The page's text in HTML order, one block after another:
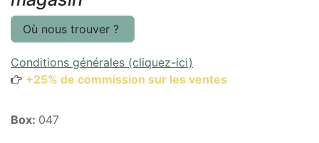
Où nous trouver ?
Conditions générales (cliquez-ici)
+25% de commission sur les ventes
Box: 047